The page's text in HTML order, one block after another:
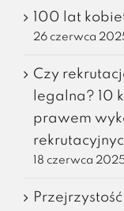
100 lat
26 czerwca
Czy
legalna? 10
prawem
18 czerwca